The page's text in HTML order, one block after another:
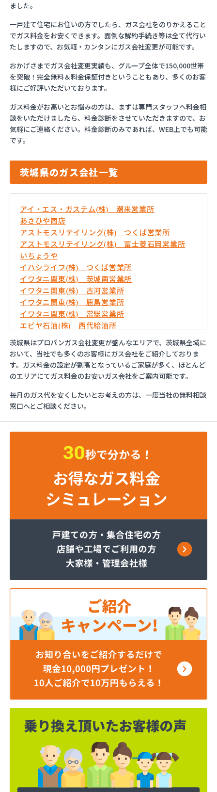
ました。
一戸建て住宅にお住いの方でしたら、ガス会社をのりかえること
でガス料金をお安くできます。面倒な解約手続き等は全て代行い
たしますので、お気軽・カンタンにガス会社変更が可能です。
おかげさまでガス会社変更実績も、グループ全体で150,000世帯
を突破！完全無料＆料金保証付きということもあり、多くのお客
様にご好評いただいております。
ガス料金がお高いとお悩みの方は、まずは専門スタッフへ料金相
談をいただけましたら、料金診断をさせていただきますので、お
気軽にご連絡ください。料金診断のみであれば、WEB上でも可能
です。
茨城県のガス会社一覧
アイ・エス・ガステム(株) 潮来営業所
あさひや商店
アストモスリテイリング(株) つくば営業所
アストモスリテイリング(株) 冨士菱石岡営業所
いちょうや
イハシライフ(株) つくば営業所
イワタニ関東(株) 茨城南営業所
イワタニ関東(株) 古河営業所
イワタニ関東(株) 鹿島営業所
イワタニ関東(株) 常総営業所
エビヤ石油(株) 西代給油所
おおくにや(株)
おんせん屋
カメイ(株) 茨城支店
かもめガス(株) つくば支店
かもめガス(株) 石岡支店
かもめガス(株) 鉾田営業所
つくばね石油(株)
つくば市谷田部農業協同組合
トヤマ商店
なめがた農機燃料(株) ガスセンター
ふじた燃料
やさと農業協同組合
よしのや石油店
リフォメックスナカヤマ(有)
磯山石油店
稲葉燃料店
茨城むつみ農業協同組合 ガス事業所
茨城屋商店
茨石商事(株)
宇田川(株) 坂東営業所
宇田川(株) 取手販売所
羽成商店
羽生商店
羽鳥商店
奥野谷浜産業(株)
横田商事(株)
岡田屋商店
岡野商店
下生燃料店
加藤石油(有)
茨城県はプロパンガス会社変更が盛んなエリアで、茨城県全域に
おいて、当社でも多くのお客様にガス会社をご紹介しておりま
す。ガス料金の設定が割高となっているご家庭が多く、ほとんど
のエリアにてガス料金のお安いガス会社をご案内可能です。
毎月のガス代を安くしたいとお考えの方は、一度当社の無料相談
窓口へとご相談ください。